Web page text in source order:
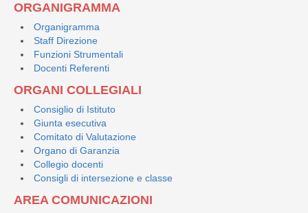
ORGANIGRAMMA
Organigramma
Staff Direzione
Funzioni Strumentali
Docenti Referenti
ORGANI COLLEGIALI
Consiglio di Istituto
Giunta esecutiva
Comitato di Valutazione
Organo di Garanzia
Collegio docenti
Consigli di intersezione e classe
AREA COMUNICAZIONI